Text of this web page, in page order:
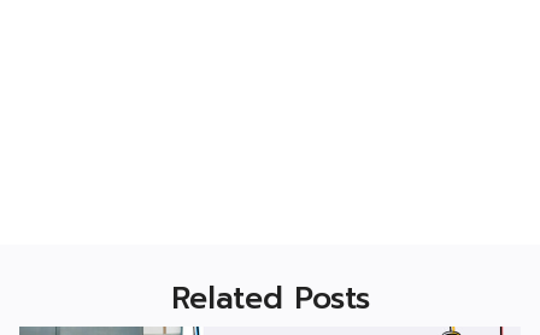
Related Posts